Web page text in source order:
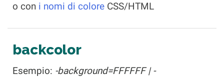
o con i nomi di colore CSS/HTML
backcolor
Esempio: -background=FFFFFF | -